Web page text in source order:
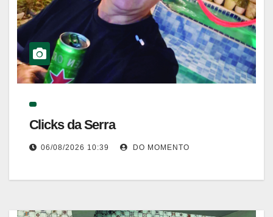
Clicks da Serra
06/08/2026 10:39 DO MOMENTO